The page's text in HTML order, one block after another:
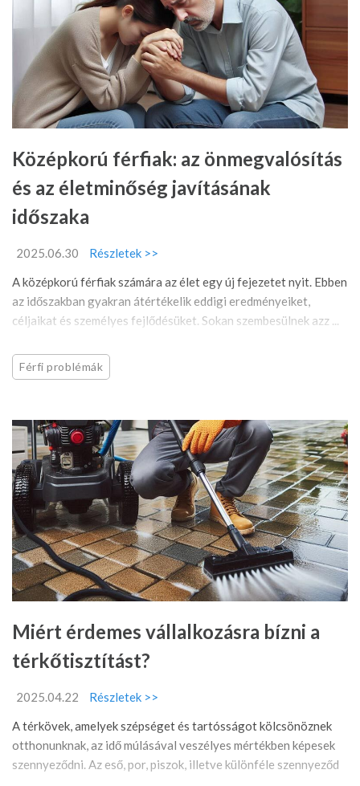
Középkorú férfiak: az önmegvalósítás
és az életminőség javításának
időszaka
2025.06.30
Részletek >>
A középkorú férfiak számára az élet egy új fejezetet nyit. Ebben
az időszakban gyakran átértékelik eddigi eredményeiket,
céljaikat és személyes fejlődésüket. Sokan szembesülnek azz ...
Férfi problémák
Miért érdemes vállalkozásra bízni a
térkőtisztítást?
2025.04.22
Részletek >>
A térkövek, amelyek szépséget és tartósságot kölcsönöznek
otthonunknak, az idő múlásával veszélyes mértékben képesek
szennyeződni. Az eső, por, piszok, illetve különféle szennyeződ